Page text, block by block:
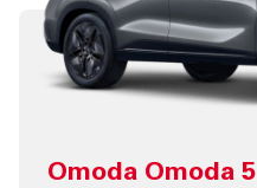
Omoda Omoda 5